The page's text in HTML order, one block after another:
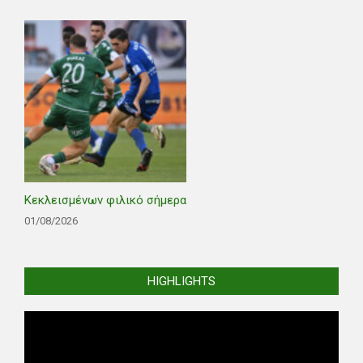
Κεκλεισμένων φιλικό σήμερα
01/08/2026
HIGHLIGHTS